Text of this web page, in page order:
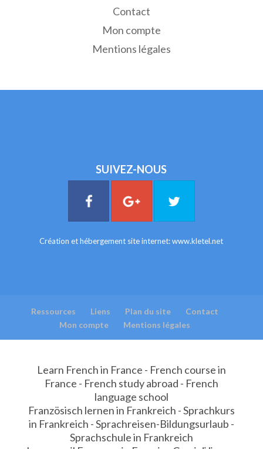
Contact
Mon compte
Mentions légales
SUIVEZ-NOUS
Création et hébergement site internet:www.kletel.net
Ressources Liens Plan du site
Contact
Mon compte
Mentions légales
Learn French in France - French course in
France - French study abroad - French
language school
Französisch lernen in Frankreich - Sprachkurs
in Frankreich - Sprachreisen-Bildungsurlaub -
Sprachschule in Frankreich